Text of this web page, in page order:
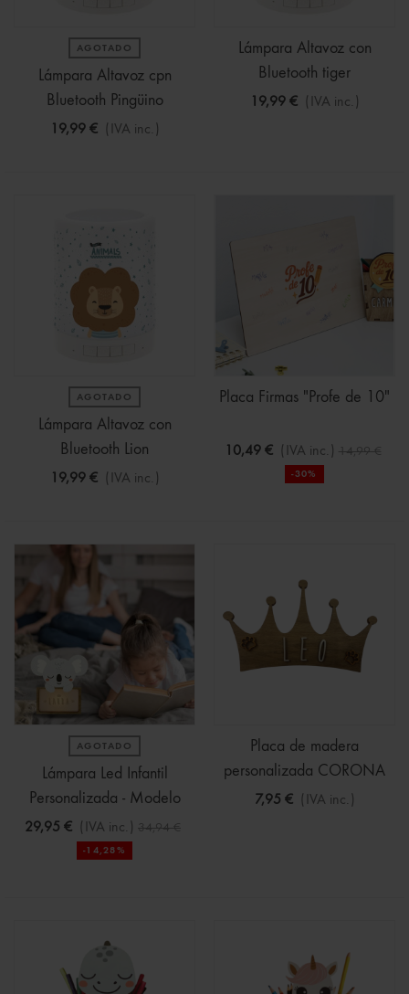
AGOTADO
Lámpara Altavoz cpn
Bluetooth Pingüino
19,99 € (IVA inc.)
Lámpara Altavoz con
Bluetooth tiger
19,99 € (IVA inc.)
AGOTADO
Lámpara Altavoz con
Bluetooth Lion
19,99 € (IVA inc.)
Placa Firmas "Profe de 10"
10,49 € (IVA inc.) 14,99 €
-30%
AGOTADO
Lámpara Led Infantil
Personalizada - Modelo
Koala
29,95 € (IVA inc.) 34,94 €
-14,28%
Placa de madera
personalizada CORONA
7,95 € (IVA inc.)